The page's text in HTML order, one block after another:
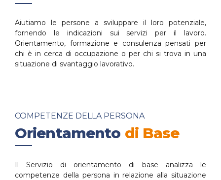
Aiutiamo le persone a sviluppare il loro potenziale,
fornendo le indicazioni sui servizi per il lavoro.
Orientamento, formazione e consulenza pensati per
chi è in cerca di occupazione o per chi si trova in una
situazione di svantaggio lavorativo.
COMPETENZE DELLA PERSONA
Orientamento di Base
Il Servizio di orientamento di base analizza le
competenze della persona in relazione alla situazione